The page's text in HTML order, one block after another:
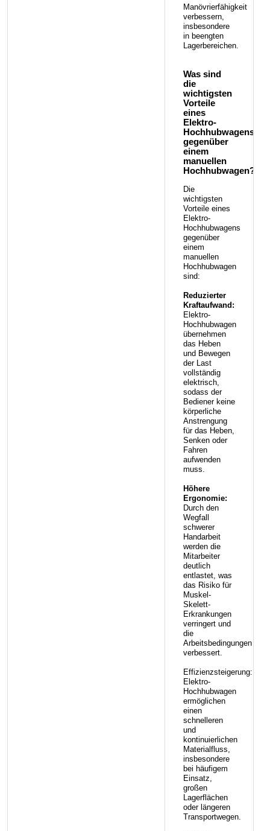
Manövrierfähigkeit
verbessern,
insbesondere
in beengten
Lagerbereichen.
Was sind
die
wichtigsten
Vorteile
eines
Elektro-
Hochhubwagens
gegenüber
einem
manuellen
Hochhubwagen?
Die
wichtigsten
Vorteile eines
Elektro-
Hochhubwagens
gegenüber
einem
manuellen
Hochhubwagen
sind:
Reduzierter
Kraftaufwand:
Elektro-
Hochhubwagen
übernehmen
das Heben
und Bewegen
der Last
vollständig
elektrisch,
sodass der
Bediener keine
körperliche
Anstrengung
für das Heben,
Senken oder
Fahren
aufwenden
muss.
Höhere
Ergonomie:
Durch den
Wegfall
schwerer
Handarbeit
werden die
Mitarbeiter
deutlich
entlastet, was
das Risiko für
Muskel-
Skelett-
Erkrankungen
verringert und
die
Arbeitsbedingungen
verbessert.
Effizienzsteigerung:
Elektro-
Hochhubwagen
ermöglichen
einen
schnelleren
und
kontinuierlichen
Materialfluss,
insbesondere
bei häufigem
Einsatz,
großen
Lagerflächen
oder längeren
Transportwegen.